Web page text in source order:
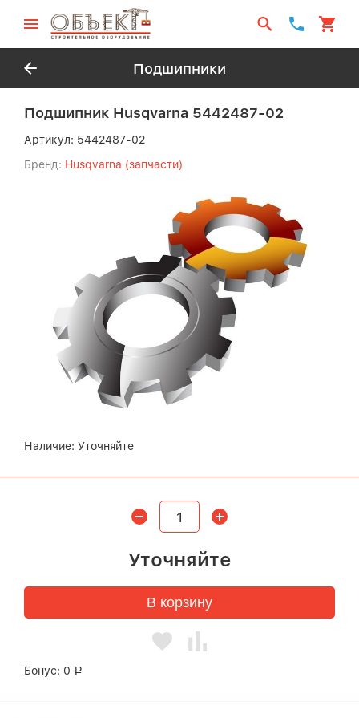
Подшипники
Подшипник Husqvarna 5442487-02
Артикул: 5442487-02
Бренд: Husqvarna (запчасти)
Наличие: Уточняйте
Уточняйте
В корзину
Бонус: 0 Р